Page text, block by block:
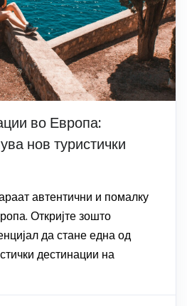
во Европа:
нов туристички
автентични и помалку
Откријте зошто
да стане една од
дестинации на